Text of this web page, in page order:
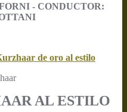
- CONDUCTOR:
de oro al estilo
AL ESTILO